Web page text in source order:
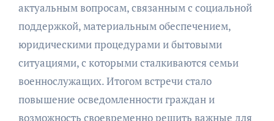
актуальным вопросам, связанным с социальной
поддержкой, материальным обеспечением,
юридическими процедурами и бытовыми
ситуациями, с которыми сталкиваются семьи
военнослужащих. Итогом встречи стало
повышение осведомленности граждан и
возможность своевременно решить важные для